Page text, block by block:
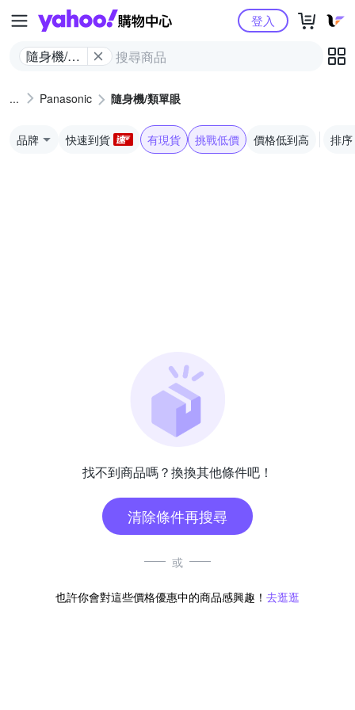
Yahoo購物中心
隨身機/類
登入
Panasonic 隨身機/類單眼
品牌 快速到貨 有現貨 挑戰低價 價格低到高 排序
找不到商品嗎？換換其他條件吧！
清除條件再搜尋
或
也許你會對這些價格優惠中的商品感興趣！ 去逛逛